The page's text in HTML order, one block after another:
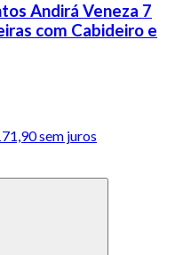
Andirá Veneza 7
com Cabideiro e
sem juros